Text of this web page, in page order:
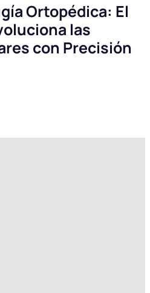
Ortopédica: El
las
con Precisión